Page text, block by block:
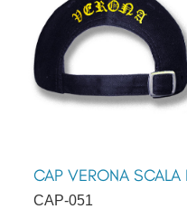
CAP VERONA
CAP-051